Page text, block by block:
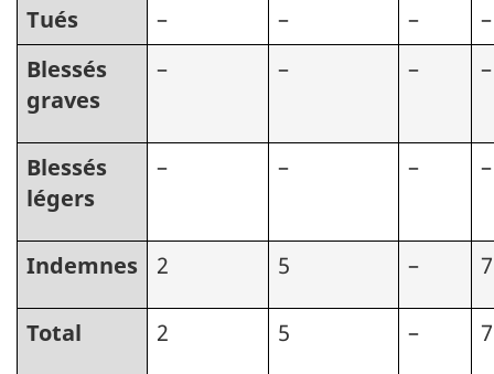
Tués – – –
–
Blessés
graves
– – – –
Blessés
légers
– – – –
Indemnes 2 5 – 7
Total 2 5 – 7